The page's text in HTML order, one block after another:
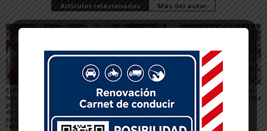
Artículos relacionados Más del autor
El PSN-PSOE de Tudela
hace un balance
positivo de las fiestas,
destaca el papel de las
peñas y plantea los
retos para mejorarlas
Toquero destaca la
convivencia y la caída
de los delitos en el
balance de las Fiestas
de Santa Ana 2026
Gigantes y Cabezudos
en Tudela 2026: horarios
y recorridos en las
Fiestas de Santa Ana